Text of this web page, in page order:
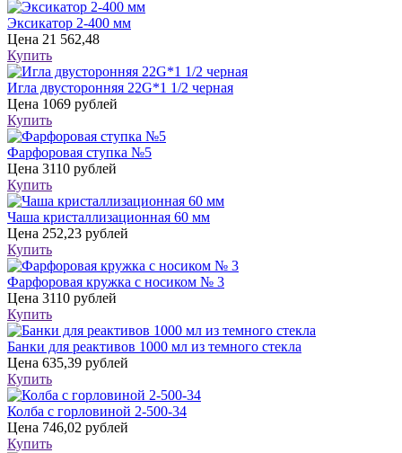
Эксикатор 2-400 мм
Цена 21 562,48
Купить
Игла двусторонняя 22G*1 1/2 черная
Цена 1069 рублей
Купить
Фарфоровая ступка №5
Цена 3110 рублей
Купить
Чаша кристаллизационная 60 мм
Цена 252,23 рублей
Купить
Фарфоровая кружка с носиком № 3
Цена 3110 рублей
Купить
Банки для реактивов 1000 мл из темного стекла
Цена 635,39 рублей
Купить
Колба с горловиной 2-500-34
Цена 746,02 рублей
Купить